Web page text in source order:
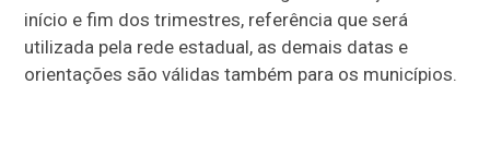
início e fim dos trimestres, referência que será
utilizada pela rede estadual, as demais datas e
orientações são válidas também para os municípios.